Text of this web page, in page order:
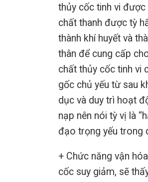
thủy cốc tinh vi
chất thanh được tỳ
thành khí huyết và
thân để cung cấp
chất thủy cốc tinh vi
gốc chủ yếu từ sau
dục và duy trì hoạt
nạp nên nói tỳ vị là
đạo trọng yếu trong
+ Chức năng vận
cốc suy giảm, sẽ